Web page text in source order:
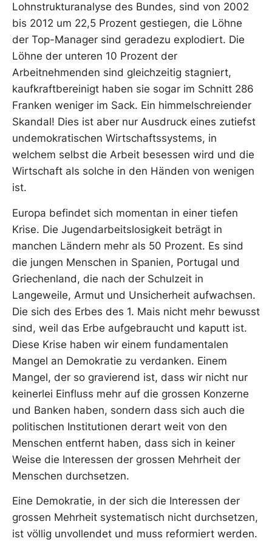
Lohnstrukturanalyse des Bundes, sind von 2002
bis 2012 um 22,5 Prozent gestiegen, die Löhne
der Top-Manager sind geradezu explodiert. Die
Löhne der unteren 10 Prozent der
Arbeitnehmenden sind gleichzeitig stagniert,
kaufkraftbereinigt haben sie sogar im Schnitt 286
Franken weniger im Sack. Ein himmelschreiender
Skandal! Dies ist aber nur Ausdruck eines zutiefst
undemokratischen Wirtschaftssystems, in
welchem selbst die Arbeit besessen wird und die
Wirtschaft als solche in den Händen von wenigen
ist.
Europa befindet sich momentan in einer tiefen
Krise. Die Jugendarbeitslosigkeit beträgt in
manchen Ländern mehr als 50 Prozent. Es sind
die jungen Menschen in Spanien, Portugal und
Griechenland, die nach der Schulzeit in
Langeweile, Armut und Unsicherheit aufwachsen.
Die sich des Erbes des 1. Mais nicht mehr bewusst
sind, weil das Erbe aufgebraucht und kaputt ist.
Diese Krise haben wir einem fundamentalen
Mangel an Demokratie zu verdanken. Einem
Mangel, der so gravierend ist, dass wir nicht nur
keinerlei Einfluss mehr auf die grossen Konzerne
und Banken haben, sondern dass sich auch die
politischen Institutionen derart weit von den
Menschen entfernt haben, dass sich in keiner
Weise die Interessen der grossen Mehrheit der
Menschen durchsetzen.
Eine Demokratie, in der sich die Interessen der
grossen Mehrheit systematisch nicht durchsetzen,
ist völlig unvollendet und muss reformiert werden.